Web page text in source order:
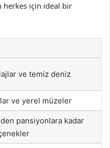
için ideal bir
ve temiz deniz
ve yerel müzeler
pansiyonlara kadar